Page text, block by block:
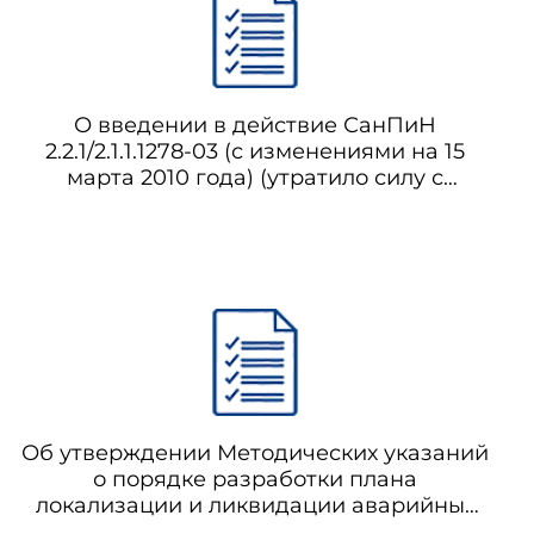
лицами, индивидуальными
реконструкцией,
учреждений, осуществляющих
деятельность в сфере
веществ, для оптимизации
состояниях, для
в т.ч. продуктов,
желудочно-кишечного
О введении в действие СанПиН
2.2.1/2.1.1.1278-03 (с изменениями на 15
марта 2010 года) (утратило силу с
требования к естественному,
искусственному и совмещенному
освещению жилых и общественных
зданий
Об утверждении Методических указаний
о порядке разработки плана
локализации и ликвидации аварийных